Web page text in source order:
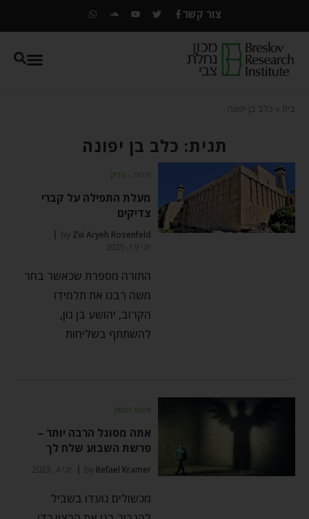
צור קשר
בית כלב בן יפונה
תגית: כלב בן יפונה
יהדות ⬦ צדיק
מעלת התפילה על קברי
צדיקים
by Zvi Aryeh Rosenfeld
יוני 19, 2025
התורה מספרת שכאשר בחר
משה רבנו את תלמידו
הקרוב, יהושע בן נון,
להשתתף בשליחות
פשוט ועמוק
אתה מסוגל הרבה יותר –
פרשת השבוע שלח לך
by Refael Kramer יוני 4, 2023
מכשולים נועדו בשביל